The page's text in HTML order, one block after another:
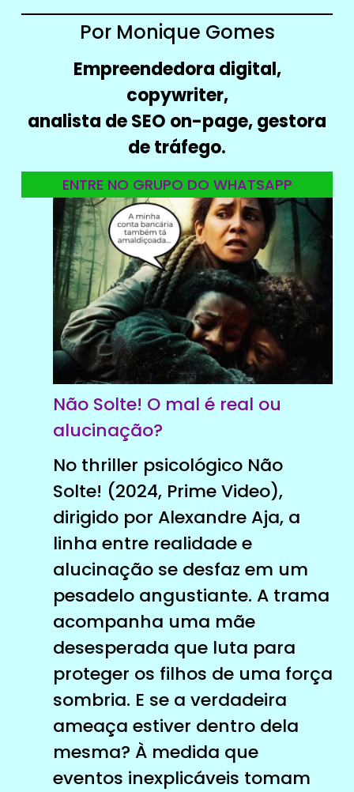
Por Monique Gomes
Empreendedora digital,
copywriter,
analista de SEO on-page, gestora
de tráfego.
ENTRE NO GRUPO DO WHATSAPP
Não Solte! O mal é real ou
alucinação?
No thriller psicológico Não
Solte! (2024, Prime Video),
dirigido por Alexandre Aja, a
linha entre realidade e
alucinação se desfaz em um
pesadelo angustiante. A trama
acompanha uma mãe
desesperada que luta para
proteger os filhos de uma força
sombria. E se a verdadeira
ameaça estiver dentro dela
mesma? À medida que
eventos inexplicáveis ​​tomam